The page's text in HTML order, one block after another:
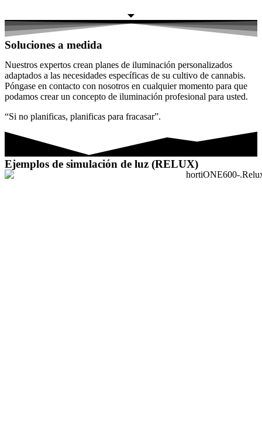
Soluciones a medida
Nuestros expertos crean planes de iluminación personalizados
adaptados a las necesidades específicas de su cultivo de cannabis.
Póngase en contacto con nosotros en cualquier momento para que
podamos crear un concepto de iluminación profesional para usted.
“Si no planificas, planificas para fracasar”.
Ejemplos de simulación de luz (RELUX)